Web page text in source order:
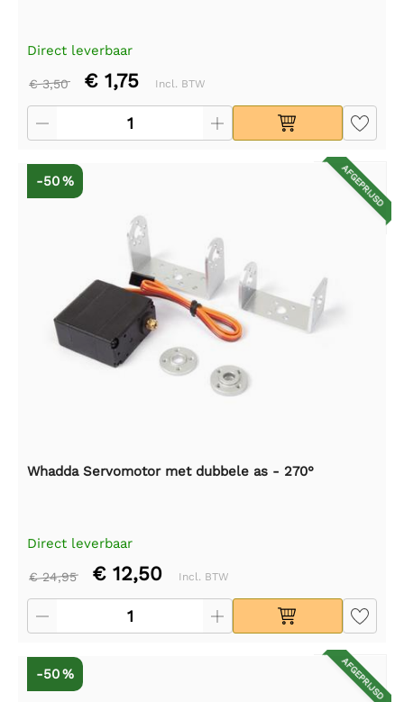
Direct leverbaar
€ 3,50 € 1,75 Incl. BTW
AFGEPRIJSD
-50 %
Whadda Servomotor met dubbele as - 270°
Direct leverbaar
€ 24,95 € 12,50 Incl. BTW
AFGEPRIJSD
-50 %